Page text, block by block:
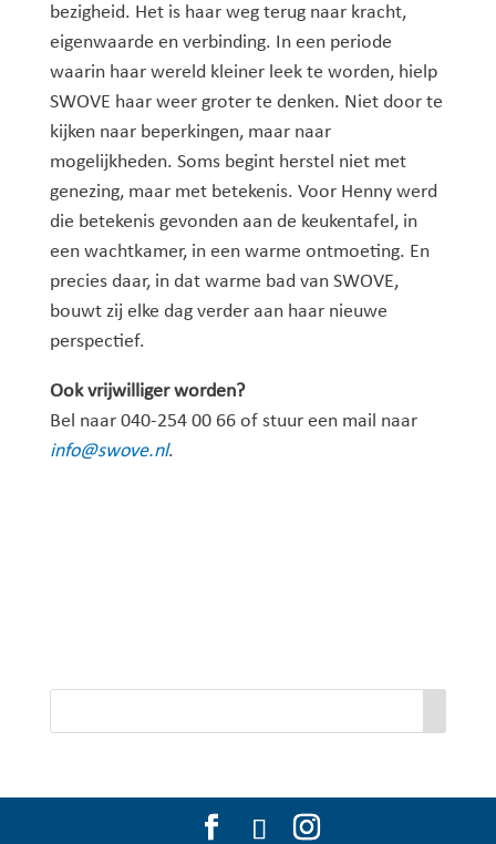
bezigheid. Het is haar weg terug naar kracht,
eigenwaarde en verbinding. In een periode
waarin haar wereld kleiner leek te worden, hielp
SWOVE haar weer groter te denken. Niet door te
kijken naar beperkingen, maar naar
mogelijkheden. Soms begint herstel niet met
genezing, maar met betekenis. Voor Henny werd
die betekenis gevonden aan de keukentafel, in
een wachtkamer, in een warme ontmoeting. En
precies daar, in dat warme bad van SWOVE,
bouwt zij elke dag verder aan haar nieuwe
perspectief.
Ook vrijwilliger worden?
Bel naar 040-254 00 66 of stuur een mail naar
info@swove.nl.